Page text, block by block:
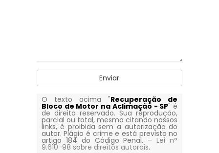
Enviar
O texto acima "Recuperação de
Bloco de Motor na Aclimação - SP" é
de direito reservado. Sua reprodução,
parcial ou total, mesmo citando nossos
links, é proibida sem a autorização do
autor. Plágio é crime e está previsto no
artigo 184 do Código Penal. –Lei n°
9.610-98 sobre direitos autorais.